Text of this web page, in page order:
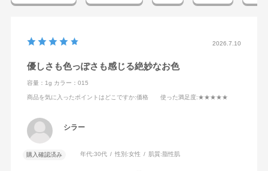
2026.7.10
優しさも色っぽさも感じる絶妙なお色
容量：1g カラー：015
商品を気に入ったポイントはどこですか:価格 使った満足度:★★★★★
シラー
購入確認済み 年代:30代 性別:女性 肌質: 脂性肌